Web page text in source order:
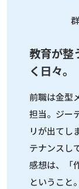
教育が整
く日々。
前職は金型
担当。ジー
リが出てし
テナンスし
感想は、「
ということ